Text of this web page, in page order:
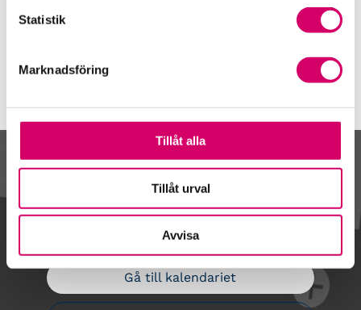
Statistik
Marknadsföring
Tillåt alla
Tillåt urval
Avvisa
Framtidsutsikter i lönebranschen
Kalendarium
Gå till kalendariet